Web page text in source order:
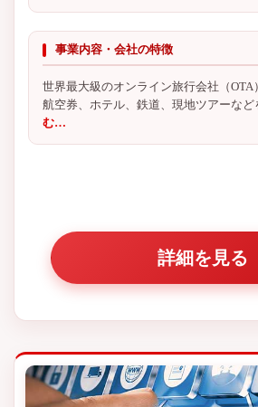
事業内容・会社の特徴
世界最大級のオンライン旅行会社（OTA
航空券、ホテル、鉄道、現地ツアーなど
む…
詳細を見る